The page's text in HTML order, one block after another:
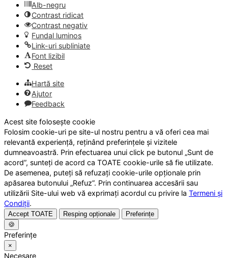
Alb-negru
Contrast ridicat
Contrast negativ
Fundal luminos
Link-uri subliniate
Font lizibil
Reset
Hartă site
Ajutor
Feedback
Acest site folosește cookie
Folosim cookie-uri pe site-ul nostru pentru a vă oferi cea mai
relevantă experiență, reținând preferințele și vizitele
dumneavoastră. Prin efectuarea unui click pe butonul „Sunt de
acord”, sunteți de acord ca TOATE cookie-urile să fie utilizate.
De asemenea, puteți să refuzați cookie-urile opționale prin
apăsarea butonului „Refuz”. Prin continuarea accesării sau
utilizării Site-ului web vă exprimați acordul cu privire la Termeni și
Condiții.
Accept TOATE Resping opționale
Preferințe
🍪
Preferințe
×
Necesare